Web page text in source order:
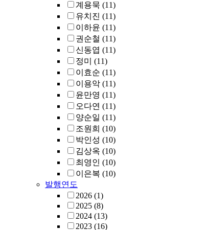
계용묵 (11)
유치진 (11)
이하윤 (11)
권순철 (11)
신동엽 (11)
정미
(11)
이효순 (11)
이용악 (11)
윤만영 (11)
오다연 (11)
양순일 (11)
조원희 (10)
박인성 (10)
김상옥 (10)
최영인 (10)
이은복 (10)
발행연도
2026 (1)
2025 (8)
2024 (13)
2023 (16)